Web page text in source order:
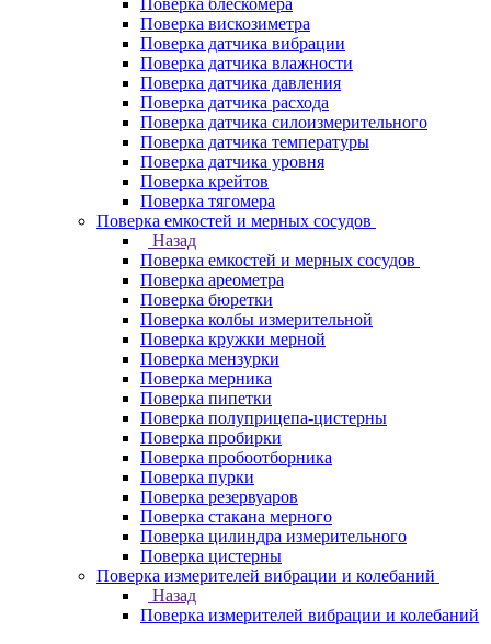
Поверка блескомера
Поверка вискозиметра
Поверка датчика вибрации
Поверка датчика влажности
Поверка датчика давления
Поверка датчика расхода
Поверка датчика силоизмерительного
Поверка датчика температуры
Поверка датчика уровня
Поверка крейтов
Поверка тягомера
Поверка емкостей и мерных сосудов
Назад
Поверка емкостей и мерных сосудов
Поверка ареометра
Поверка бюретки
Поверка колбы измерительной
Поверка кружки мерной
Поверка мензурки
Поверка мерника
Поверка пипетки
Поверка полуприцепа-цистерны
Поверка пробирки
Поверка пробоотборника
Поверка пурки
Поверка резервуаров
Поверка стакана мерного
Поверка цилиндра измерительного
Поверка цистерны
Поверка измерителей вибрации и колебаний
Назад
Поверка измерителей вибрации и колебаний